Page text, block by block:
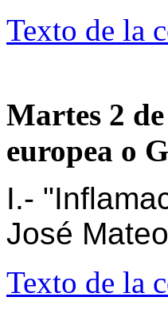
Texto de la
Martes 2
europea o
I.-
José
Texto de la